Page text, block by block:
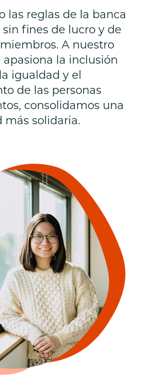
las reglas de la banca
fines de lucro y de
A nuestro
la inclusión
igualdad y el
de las personas
consolidamos una
más solidaria.